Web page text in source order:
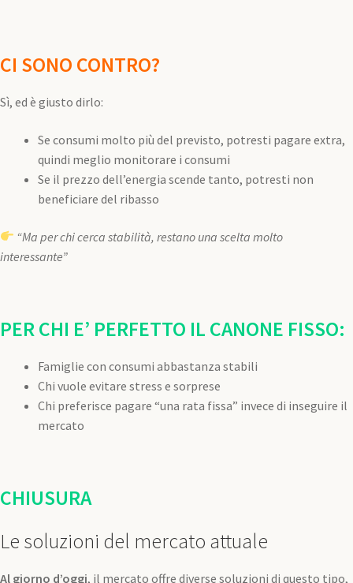
CI SONO CONTRO?
Sì, ed è giusto dirlo:
Se consumi molto più del previsto, potresti pagare extra,
quindi meglio monitorare i consumi
Se il prezzo dell’energia scende tanto, potresti non
beneficiare del ribasso
“Ma per chi cerca stabilità, restano una scelta molto
interessante”
PER CHI E’ PERFETTO IL CANONE FISSO:
Famiglie con consumi abbastanza stabili
Chi vuole evitare stress e sorprese
Chi preferisce pagare “una rata fissa” invece di inseguire il
mercato
CHIUSURA
Le soluzioni del mercato attuale
Al giorno d’oggi, il mercato offre diverse soluzioni di questo tipo,